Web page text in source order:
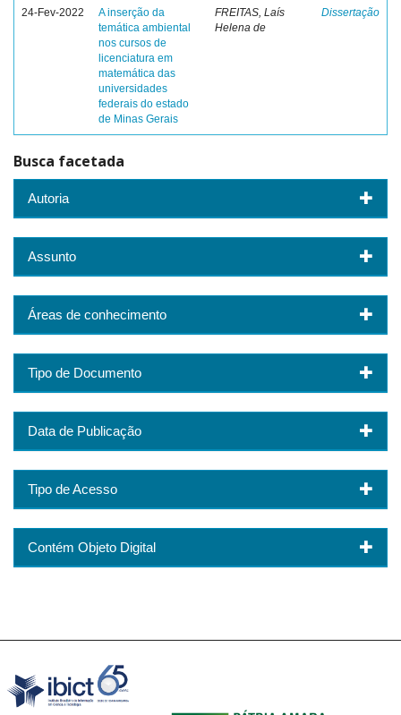
24-Fev-2022
A inserção da
temática ambiental
nos cursos de
licenciatura em
matemática das
universidades
federais do estado
de Minas Gerais
FREITAS, Laís
Helena de
Dissertação
Busca facetada
Autoria
Assunto
Áreas de conhecimento
Tipo de Documento
Data de Publicação
Tipo de Acesso
Contém Objeto Digital